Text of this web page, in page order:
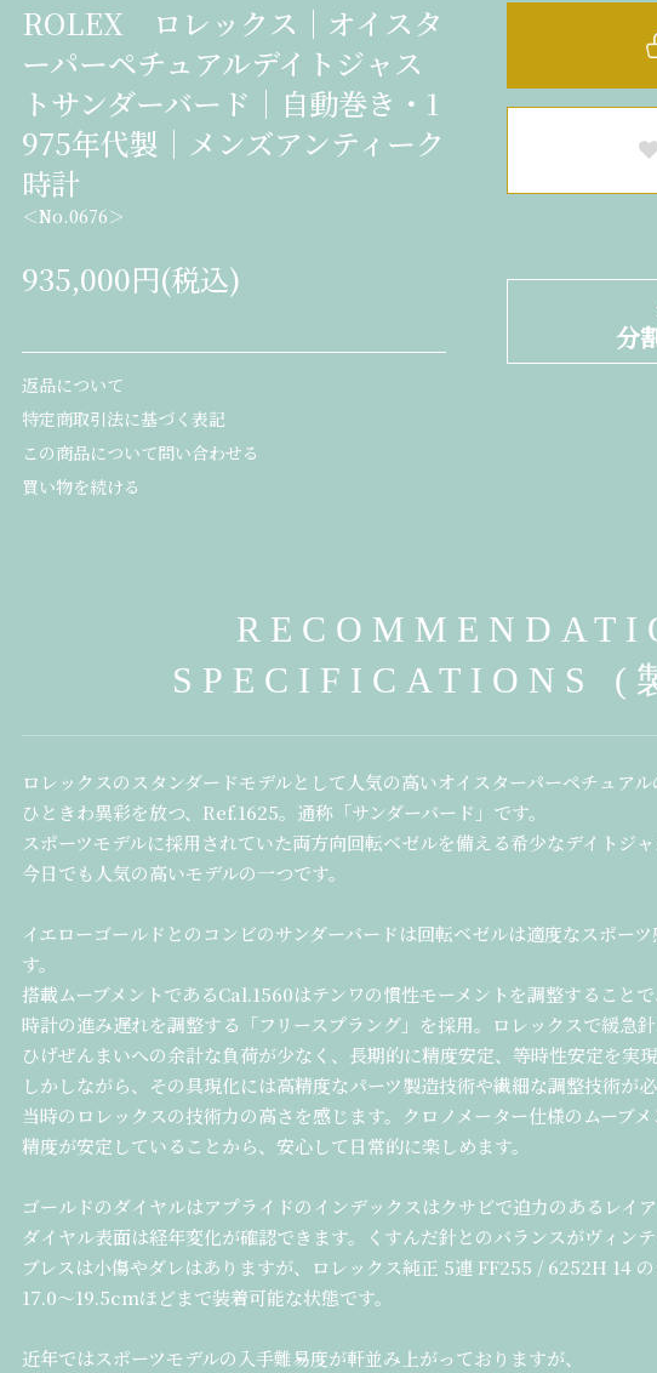
ROLEX ロレックス｜オイスタ
ーパーペチュアルデイトジャス
トサンダーバード｜自動巻き・1
975年代製｜メンズアンティーク
時計
＜No.0676＞
935,000円(税込)
返品について
特定商取引法に基づく表記
この商品について問い合わせる
買い物を続ける
分
SPECIFICATIONS (
ロレックスのスタンダードモデルとして人気の高いオイスターパーペチュアル
ひときわ異彩を放つ、Ref.1625。通称「サンダーバード」です。
スポーツモデルに採用されていた両方向回転ベゼルを備える希少なデイトジ
今日でも人気の高いモデルの一つです。
イエローゴールドとのコンビのサンダーバードは回転ベゼルは適度なスポー
す。
搭載ムーブメントであるCal.1560はテンワの慣性モーメントを調整することで
時計の進み遅れを調整する「フリースプラング」を採用。ロレックスで緩急
ひげぜんまいへの余計な負荷が少なく、長期的に精度安定、等時性安定を実現
しかしながら、その具現化には高精度なパーツ製造技術や繊細な調整技術が必
当時のロレックスの技術力の高さを感じます。クロノメーター仕様のムーブメ
精度が安定していることから、安心して日常的に楽しめます。
ゴールドのダイヤルはアプライドのインデックスはクサビで迫力のあるレイア
ダイヤル表面は経年変化が確認できます。くすんだ針とのバランスがヴィン
ブレスは小傷やダレはありますが、ロレックス純正 5連 FF255 / 6252H 14 の
17.0〜19.5cmほどまで装着可能な状態です。
近年ではスポーツモデルの入手難易度が軒並み上がっておりますが、